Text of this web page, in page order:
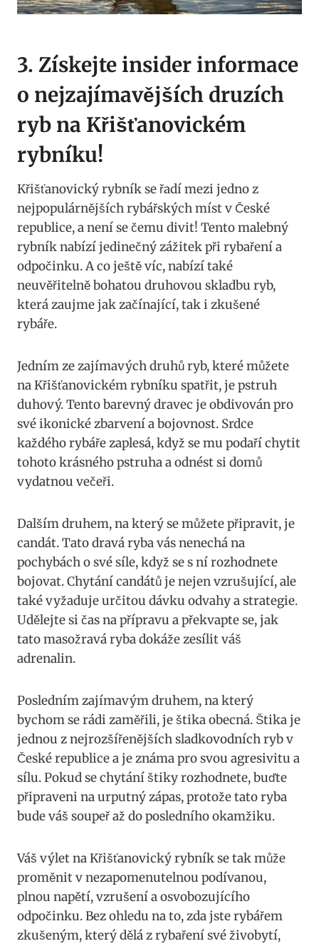
3. Získejte insider informace
o nejzajímavějších druzích
ryb na Křišťanovickém
rybníku!
Křišťanovický rybník se řadí mezi jedno z
nejpopulárnějších rybářských míst v České
republice, a není se čemu divit! Tento malebný
rybník nabízí jedinečný zážitek při rybaření a
odpočinku. A co ještě víc, nabízí také
neuvěřitelně bohatou druhovou skladbu ryb,
která zaujme jak začínající, tak i zkušené
rybáře.
Jedním ze zajímavých druhů ryb, které můžete
na Křišťanovickém rybníku spatřit, je pstruh
duhový. Tento barevný dravec je obdivován pro
své ikonické zbarvení a bojovnost. Srdce
každého rybáře zaplesá, když se mu podaří chytit
tohoto krásného pstruha a odnést si domů
vydatnou večeři.
Dalším druhem, na který se můžete připravit, je
candát. Tato dravá ryba vás nenechá na
pochybách o své síle, když se s ní rozhodnete
bojovat. Chytání candátů je nejen vzrušující, ale
také vyžaduje určitou dávku odvahy a strategie.
Udělejte si čas na přípravu a překvapte se, jak
tato masožravá ryba dokáže zesílit váš
adrenalin.
Posledním zajímavým druhem, na který
bychom se rádi zaměřili, je štika obecná. Štika je
jednou z nejrozšířenějších sladkovodních ryb v
České republice a je známa pro svou agresivitu a
sílu. Pokud se chytání štiky rozhodnete, buďte
připraveni na urputný zápas, protože tato ryba
bude váš soupeř až do posledního okamžiku.
Váš výlet na Křišťanovický rybník se tak může
proměnit v nezapomenutelnou podívanou,
plnou napětí, vzrušení a osvobozujícího
odpočinku. Bez ohledu na to, zda jste rybářem
zkušeným, který dělá z rybaření své živobytí,